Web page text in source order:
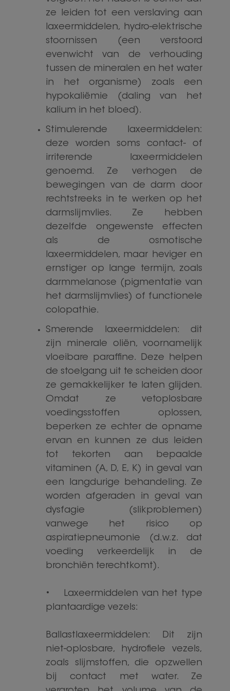
ze leiden tot een verslaving aan
laxeermiddelen, hydro-elektrische
stoornissen (een verstoord
evenwicht van de verhouding
tussen de mineralen en het water
in het organisme) zoals een
hypokaliëmie (daling van het
kalium in het bloed).
Stimulerende laxeermiddelen:
deze worden soms contact- of
irriterende laxeermiddelen
genoemd. Ze verhogen de
bewegingen van de darm door
rechtstreeks in te werken op het
darmslijmvlies. Ze hebben
dezelfde ongewenste effecten
als de osmotische
laxeermiddelen, maar heviger en
ernstiger op lange termijn, zoals
darmmelanose (pigmentatie van
het darmslijmvlies) of functionele
colopathie.
Smerende laxeermiddelen: dit
zijn minerale oliën, voornamelijk
vloeibare paraffine. Deze helpen
de stoelgang uit te scheiden door
ze gemakkelijker te laten glijden.
Omdat ze vetoplosbare
voedingsstoffen oplossen,
beperken ze echter de opname
ervan en kunnen ze dus leiden
tot tekorten aan bepaalde
vitaminen (A, D, E, K) in geval van
een langdurige behandeling. Ze
worden afgeraden in geval van
dysfagie (slikproblemen)
vanwege het risico op
aspiratiepneumonie (d.w.z. dat
voeding verkeerdelijk in de
bronchiën terechtkomt).
• Laxeermiddelen van het type
plantaardige vezels:
Ballastlaxeermiddelen: Dit zijn
niet-oplosbare, hydrofiele vezels,
zoals slijmstoffen, die opzwellen
bij contact met water. Ze